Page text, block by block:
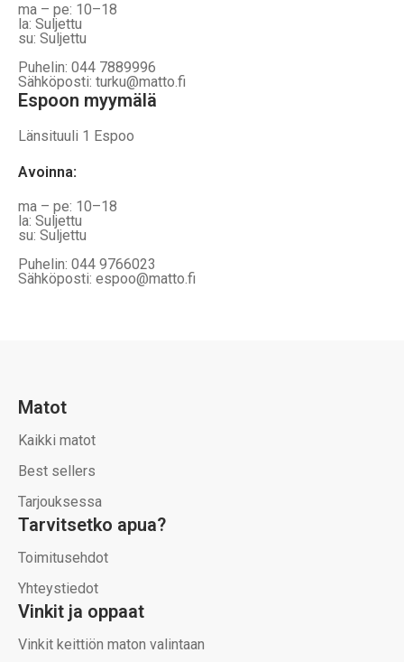
ma – pe: 10–18
la: Suljettu
su: Suljettu
Puhelin: 044 7889996
Sähköposti: turku@matto.fi
Espoon myymälä
Länsituuli 1 Espoo
Avoinna:
ma – pe: 10–18
la: Suljettu
su: Suljettu
Puhelin: 044 9766023
Sähköposti: espoo@matto.fi
Matot
Kaikki matot
Best sellers
Tarjouksessa
Tarvitsetko apua?
Toimitusehdot
Yhteystiedot
Vinkit ja oppaat
Vinkit keittiön maton valintaan